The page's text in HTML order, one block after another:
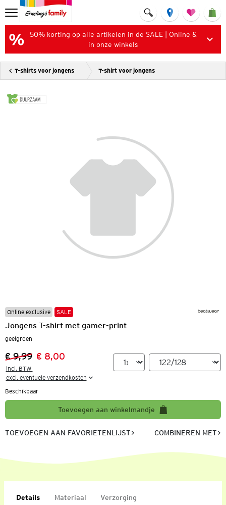
50% korting op alle artikelen in de SALE | Online &
in onze winkels
T-shirts voor jongens T-shirt voor jongens
DUURZAAM
Online exclusive SALE
Jongens T-shirt met gamer-print
geelgroen
Vorige prijs:
€ 9,99
Nieuwe prijs:
€ 8,00
incl. BTW
excl. eventuele verzendkosten
Beschikbaar
Toevoegen aan winkelmandje
TOEVOEGEN AAN FAVORIETENLIJST COMBINEREN MET
Details Materiaal Verzorging